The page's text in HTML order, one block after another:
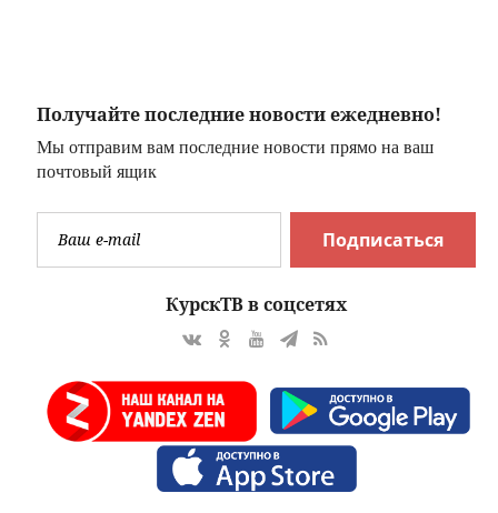
Получайте последние новости ежедневно!
Мы отправим вам последние новости прямо на ваш
почтовый ящик
Подписаться
КурскТВ в соцсетях